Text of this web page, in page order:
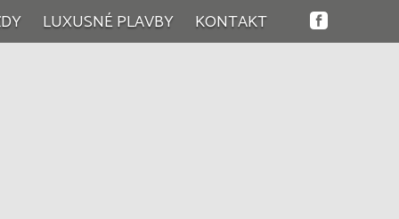
LUXUSNÉ PLAVBY KONTAKT